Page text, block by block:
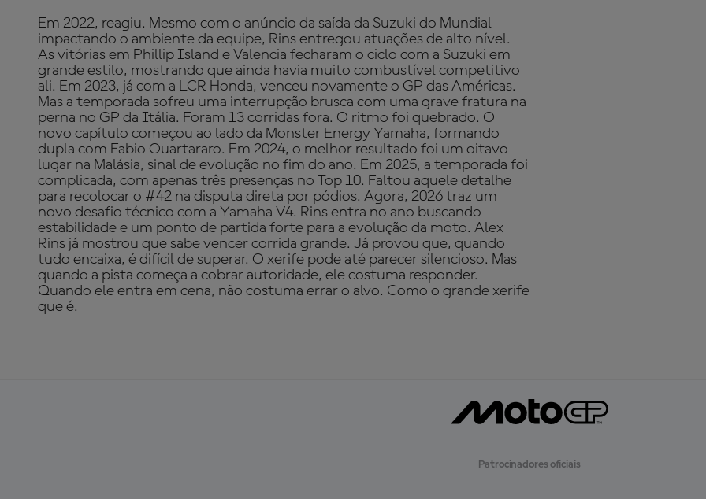
Em 2022, reagiu. Mesmo com o anúncio da saída da Suzuki do Mundial
impactando o ambiente da equipe, Rins entregou atuações de alto nível.
As vitórias em Phillip Island e Valencia fecharam o ciclo com a Suzuki em
grande estilo, mostrando que ainda havia muito combustível competitivo
ali. Em 2023, já com a LCR Honda, venceu novamente o GP das Américas.
Mas a temporada sofreu uma interrupção brusca com uma grave fratura na
perna no GP da Itália. Foram 13 corridas fora. O ritmo foi quebrado. O
novo capítulo começou ao lado da Monster Energy Yamaha, formando
dupla com Fabio Quartararo. Em 2024, o melhor resultado foi um oitavo
lugar na Malásia, sinal de evolução no fim do ano. Em 2025, a temporada foi
complicada, com apenas três presenças no Top 10. Faltou aquele detalhe
para recolocar o #42 na disputa direta por pódios. Agora, 2026 traz um
novo desafio técnico com a Yamaha V4. Rins entra no ano buscando
estabilidade e um ponto de partida forte para a evolução da moto. Alex
Rins já mostrou que sabe vencer corrida grande. Já provou que, quando
tudo encaixa, é difícil de superar. O xerife pode até parecer silencioso. Mas
quando a pista começa a cobrar autoridade, ele costuma responder.
Quando ele entra em cena, não costuma errar o alvo. Como o grande xerife
que é.
Patrocinadores oficiais